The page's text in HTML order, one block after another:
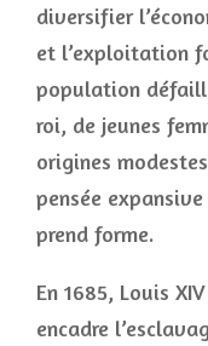
diversifier
et l’exploitation
population
roi, de jeunes
origines
pensée
prend forme.
En 1685, Louis
encadre